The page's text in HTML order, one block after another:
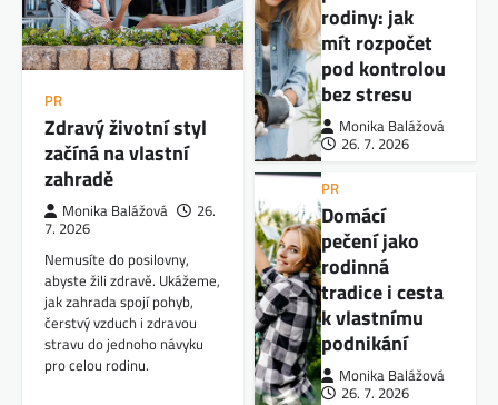
PR
Zdravý životní styl
začíná na vlastní
zahradě
Monika Balážová
26.
7. 2026
Nemusíte do posilovny,
abyste žili zdravě. Ukážeme,
jak zahrada spojí pohyb,
čerstvý vzduch i zdravou
stravu do jednoho návyku
pro celou rodinu.
rodiny: jak
mít rozpočet
pod kontrolou
bez stresu
Monika Balážová
26. 7. 2026
PR
Domácí
pečení jako
rodinná
tradice i cesta
k vlastnímu
podnikání
Monika Balážová
26. 7. 2026